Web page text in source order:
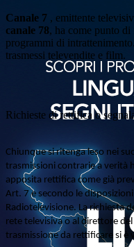
Canale 7 , emittente
canale 78, ha come punto
programmi di
trasmessi televendite e film.
Richieste di rettifica o
Chiunque si ritenga leso nei
trasmissioni contrarie a verità
apposita rettifica come già
Art. 7 e secondo le
Radiotelevisione. La richiesta
rete televisiva o al direttore
trasmissione da rettificare si è